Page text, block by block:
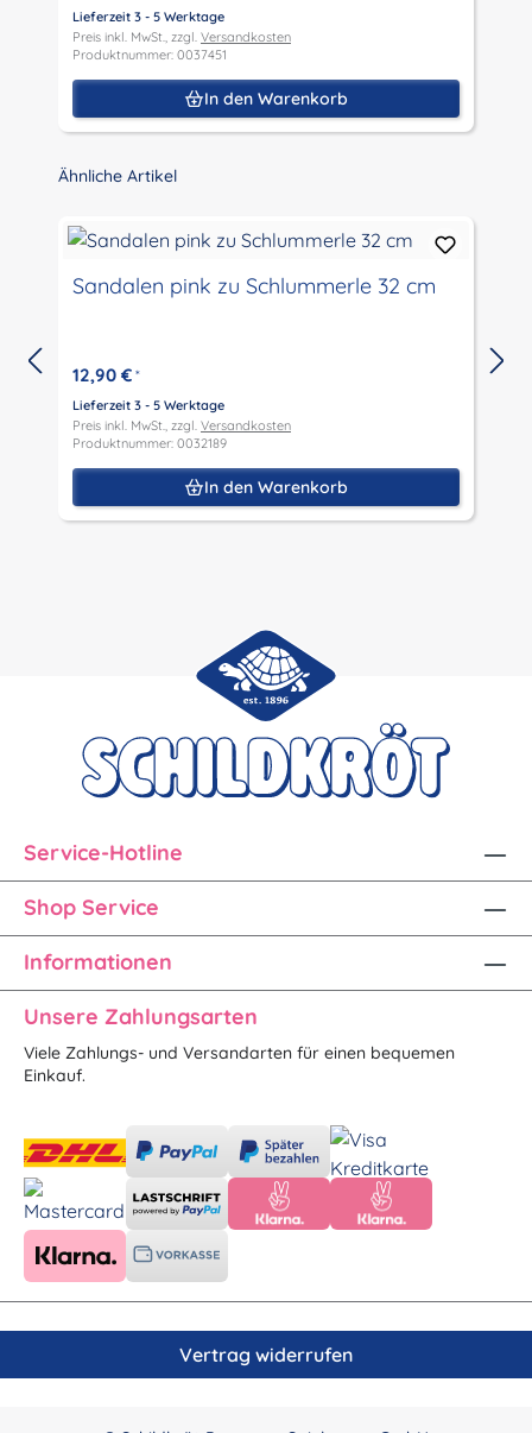
Lieferzeit 3 - 5 Werktage
Preis inkl. MwSt., zzgl. Versandkosten
Produktnummer: 0037451
In den Warenkorb
Produktgalerie überspringen
Ähnliche Artikel
Sandalen pink zu Schlummerle 32 cm
12,90 € *
Lieferzeit 3 - 5 Werktage
Preis inkl. MwSt., zzgl. Versandkosten
Produktnummer: 0032189
In den Warenkorb
Service-Hotline
Shop Service
Informationen
Unsere Zahlungsarten
Viele Zahlungs- und Versandarten für einen bequemen
Einkauf.
Vertrag widerrufen